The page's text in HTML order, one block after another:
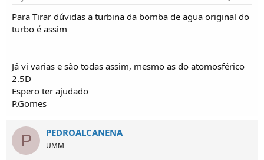
Para Tirar dúvidas a turbina da bomba de agua original do
turbo é assim
Já vi varias e são todas assim, mesmo as do atomosférico
2.5D
Espero ter ajudado
P.Gomes
P PEDROALCANENA
UMM